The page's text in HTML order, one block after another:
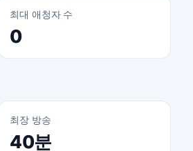
최대 애청자 수
0
최장 방송
40분